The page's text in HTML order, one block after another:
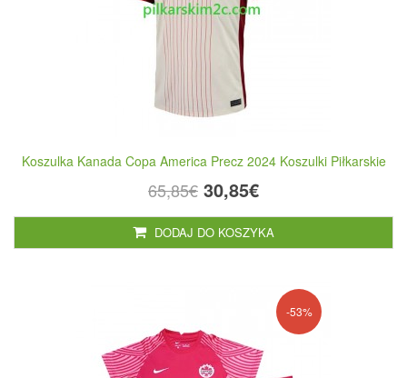
Koszulka Kanada Copa America Precz 2024 Koszulki Piłkarskie
65,85€ 30,85€
DODAJ DO KOSZYKA
-53%